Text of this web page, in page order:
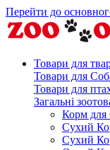
Перейти до
Товари для
Товари для
Товари для
Загальні
Корм для
Сухий
Сухий